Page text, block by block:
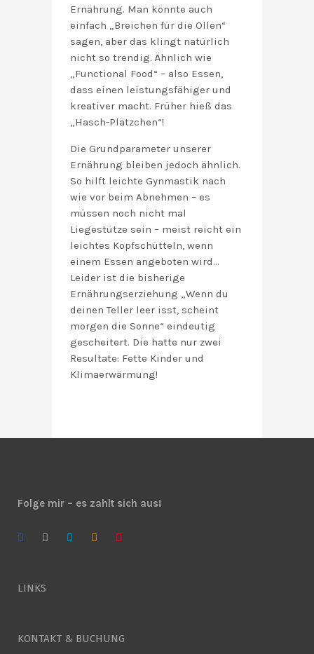
Ernährung. Man könnte auch
einfach „Breichen für die Ollen“
sagen, aber das klingt natürlich
nicht so trendig. Ähnlich wie
„Functional Food“ – also Essen,
dass einen leistungsfähiger und
kreativer macht. Früher hieß das
„Hasch-Plätzchen“!
Die Grundparameter unserer
Ernährung bleiben jedoch ähnlich.
So hilft leichte Gynmastik nach
wie vor beim Abnehmen – es
müssen noch nicht mal
Liegestütze sein – meist reicht ein
leichtes Kopfschütteln, wenn
einem Essen angeboten wird…
Leider ist die bisherige
Ernährungserziehung „Wenn du
deinen Teller leer isst, scheint
morgen die Sonne“ eindeutig
gescheitert. Die hatte nur zwei
Resultate: Fette Kinder und
Klimaerwärmung!
Folge mir – es zahlt sich aus!
LINKS
KONTAKT & BUCHUNG